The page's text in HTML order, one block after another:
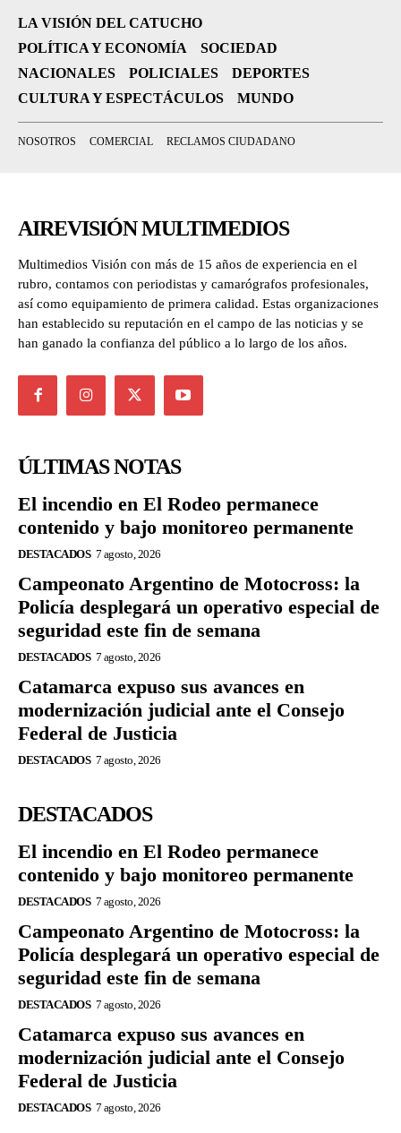
LA VISIÓN DEL CATUCHO
POLÍTICA Y ECONOMÍA
SOCIEDAD
NACIONALES
POLICIALES
DEPORTES
CULTURA Y ESPECTÁCULOS
MUNDO
NOSOTROS COMERCIAL RECLAMOS CIUDADANO
AIREVISIÓN MULTIMEDIOS
Multimedios Visión con más de 15 años de experiencia en el
rubro, contamos con periodistas y camarógrafos profesionales,
así como equipamiento de primera calidad. Estas organizaciones
han establecido su reputación en el campo de las noticias y se
han ganado la confianza del público a lo largo de los años.
ÚLTIMAS NOTAS
El incendio en El Rodeo permanece
contenido y bajo monitoreo permanente
DESTACADOS 7 agosto, 2026
Campeonato Argentino de Motocross: la
Policía desplegará un operativo especial de
seguridad este fin de semana
DESTACADOS 7 agosto, 2026
Catamarca expuso sus avances en
modernización judicial ante el Consejo
Federal de Justicia
DESTACADOS 7 agosto, 2026
DESTACADOS
El incendio en El Rodeo permanece
contenido y bajo monitoreo permanente
DESTACADOS 7 agosto, 2026
Campeonato Argentino de Motocross: la
Policía desplegará un operativo especial de
seguridad este fin de semana
DESTACADOS 7 agosto, 2026
Catamarca expuso sus avances en
modernización judicial ante el Consejo
Federal de Justicia
DESTACADOS 7 agosto, 2026